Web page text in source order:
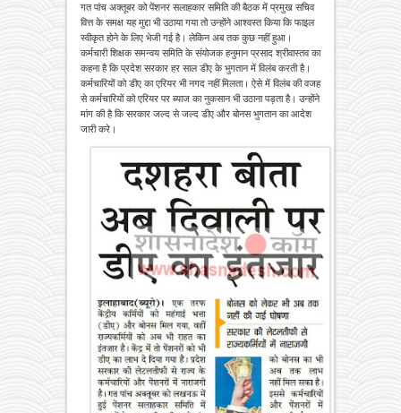
गत पांच अक्तूबर को पेंशनर सलाहकार समिति की बैठक में प्रमुख सचिव
वित्त के समक्ष यह मुद्दा भी उठाया गया तो उन्होंने आश्वस्त किया कि फाइल
स्वीकृत होने के लिए भेजी गई है। लेकिन अब तक कुछ नहीं हुआ।
कर्मचारी शिक्षक समन्वय समिति के संयोजक हनुमान प्रसाद श्रीवास्तव का
कहना है कि प्रदेश सरकार हर साल डीए के भुगतान में विलंब करती है।
कर्मचारियों को डीए का एरियर भी नगद नहीं मिलता। ऐसे में विलंब की वजह
से कर्मचारियों को एरियर पर ब्याज का नुकसान भी उठाना पड़ता है। उन्होंने
मांग की है कि सरकार जल्द से जल्द डीए और बोनस भुगतान का आदेश
जारी करे।